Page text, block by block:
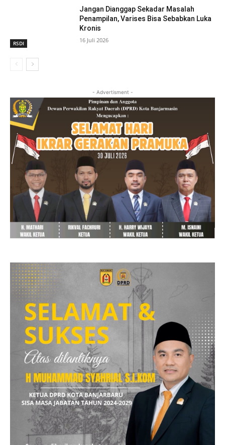
RSDI
Jangan Dianggap Sekadar Masalah
Penampilan, Varises Bisa Sebabkan Luka
Kronis
16 Juli 2026
- Advertisment -